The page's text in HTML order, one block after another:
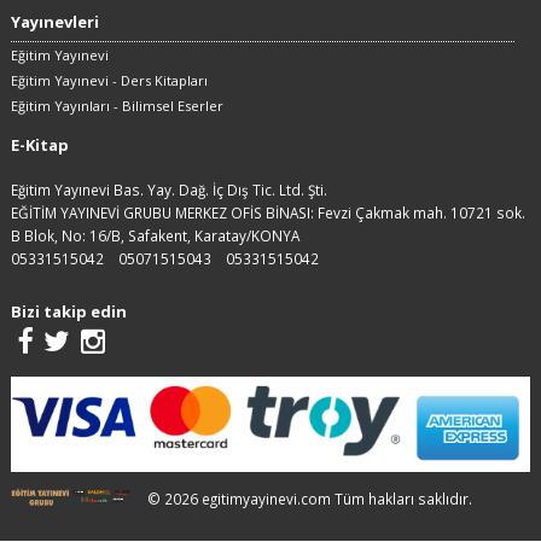
Yayınevleri
Eğitim Yayınevi
Eğitim Yayınevi - Ders Kitapları
Eğitim Yayınları - Bilimsel Eserler
E-Kitap
Eğitim Yayınevi Bas. Yay. Dağ. İç Dış Tic. Ltd. Şti.
EĞİTİM YAYINEVİ GRUBU MERKEZ OFİS BİNASI: Fevzi Çakmak mah. 10721 sok.
B Blok, No: 16/B, Safakent, Karatay/KONYA
05331515042
05071515043 05331515042
Bizi takip edin
© 2026 egitimyayinevi.com Tüm hakları saklıdır.